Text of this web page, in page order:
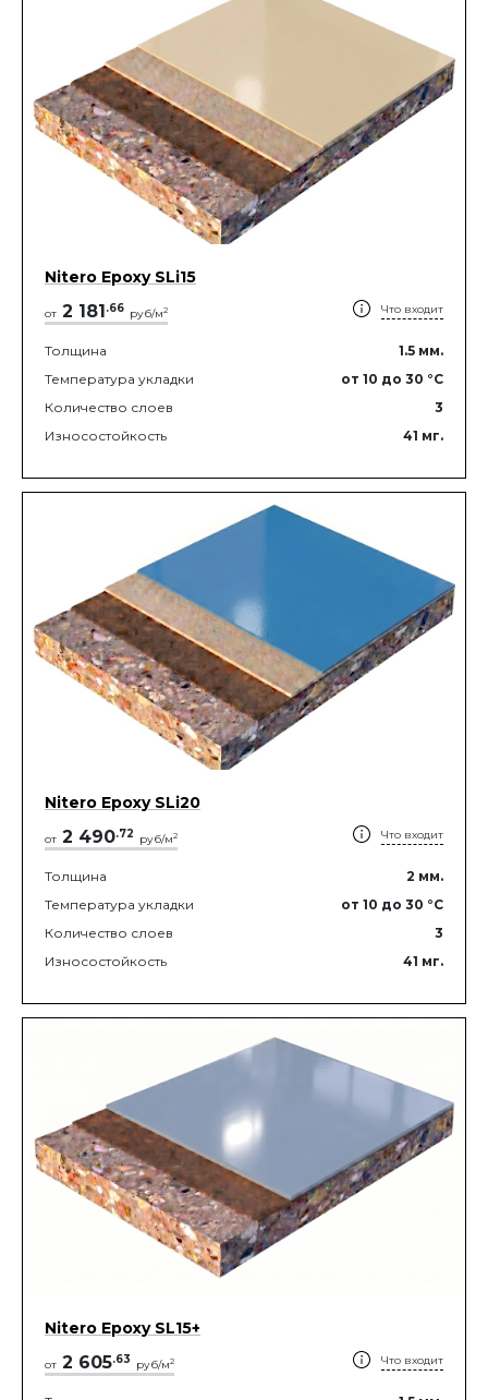
Nitero Epoxy SLi15
от 2 181.66 руб/м2 Что входит
Толщина 1.5 мм.
Температура укладки
от 10 до 30 °C
Количество слоев
3
Износостойкость
41 мг.
Nitero Epoxy SLi20
от 2 490.72 руб/м2 Что входит
Толщина 2 мм.
Температура укладки
от 10 до 30 °C
Количество слоев
3
Износостойкость
41 мг.
Nitero Epoxy SL15+
от 2 605.63 руб/м2 Что входит